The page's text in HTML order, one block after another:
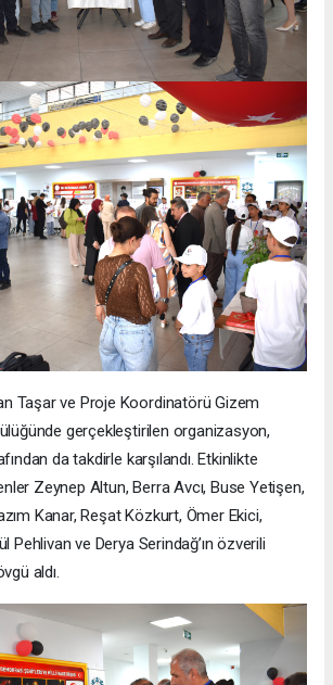
Taşar ve Proje Koordinatörü Gizem
gerçekleştirilen organizasyon,
da takdirle karşılandı. Etkinlikte
Zeynep Altun, Berra Avcı, Buse Yetişen,
Kanar, Reşat Közkurt, Ömer Ekici,
Pehlivan ve Derya Serindağ’ın özverili
aldı.